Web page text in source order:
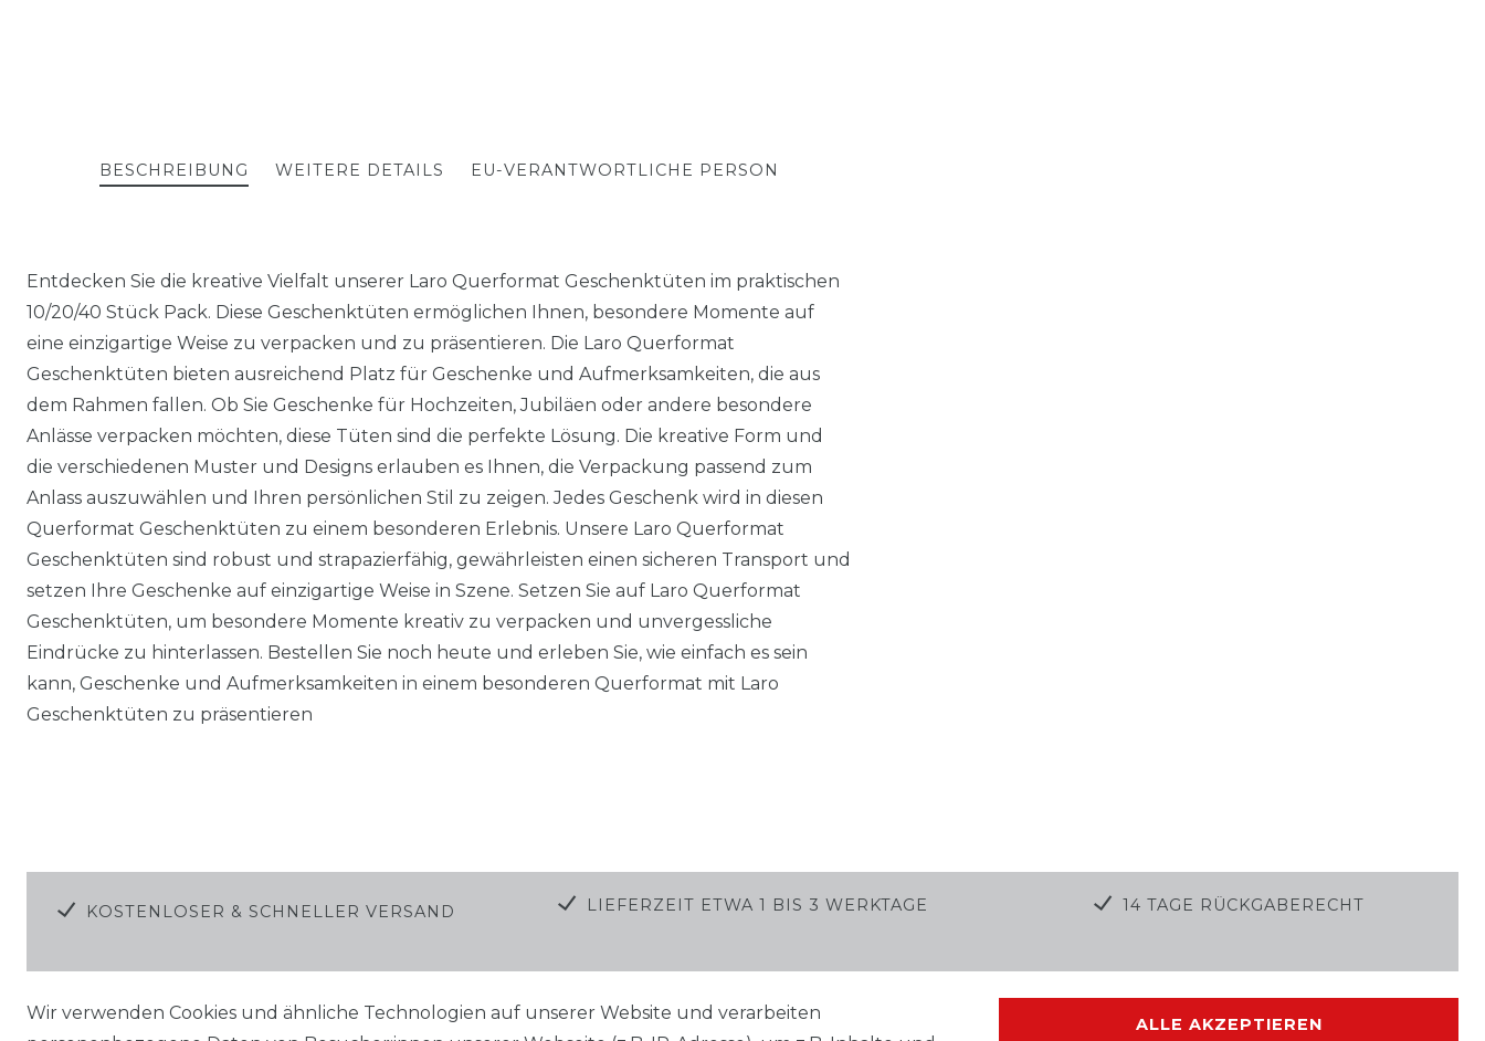
BESCHREIBUNG WEITERE DETAILS EU-VERANTWORTLICHE PERSON
Entdecken Sie die kreative Vielfalt unserer Laro Querformat Geschenktüten im praktischen
10/20/40 Stück Pack. Diese Geschenktüten ermöglichen Ihnen, besondere Momente auf
eine einzigartige Weise zu verpacken und zu präsentieren. Die Laro Querformat
Geschenktüten bieten ausreichend Platz für Geschenke und Aufmerksamkeiten, die aus
dem Rahmen fallen. Ob Sie Geschenke für Hochzeiten, Jubiläen oder andere besondere
Anlässe verpacken möchten, diese Tüten sind die perfekte Lösung. Die kreative Form und
die verschiedenen Muster und Designs erlauben es Ihnen, die Verpackung passend zum
Anlass auszuwählen und Ihren persönlichen Stil zu zeigen. Jedes Geschenk wird in diesen
Querformat Geschenktüten zu einem besonderen Erlebnis. Unsere Laro Querformat
Geschenktüten sind robust und strapazierfähig, gewährleisten einen sicheren Transport und
setzen Ihre Geschenke auf einzigartige Weise in Szene. Setzen Sie auf Laro Querformat
Geschenktüten, um besondere Momente kreativ zu verpacken und unvergessliche
Eindrücke zu hinterlassen. Bestellen Sie noch heute und erleben Sie, wie einfach es sein
kann, Geschenke und Aufmerksamkeiten in einem besonderen Querformat mit Laro
Geschenktüten zu präsentieren
KOSTENLOSER & SCHNELLER VERSAND LIEFERZEIT ETWA 1 BIS 3 WERKTAGE 14 TAGE RÜCKGABERECHT
Wir verwenden Cookies und ähnliche Technologien auf unserer Website und verarbeiten
ALLE AKZEPTIEREN